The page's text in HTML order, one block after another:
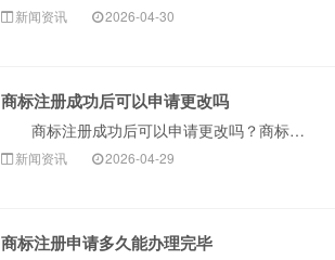
新闻资讯 2026-04-30
商标注册成功后可以申请更改吗
商标注册成功后可以申请更改吗？商标注册成功，不能随意自行更改使用。如果需要更改已注册成功的商标使用，那么建议将更改后的形式重新注册商标为好。虽然商···
新闻资讯 2026-04-29
商标注册申请多久能办理完毕